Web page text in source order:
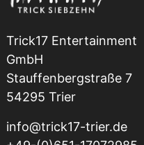
Trick17 Entertainment
GmbH
Stauffenbergstraße 7
54295 Trier
info@trick17-trier.de